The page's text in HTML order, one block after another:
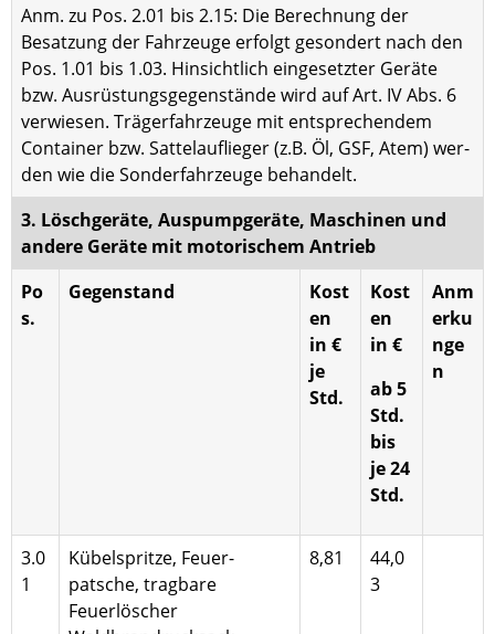
Anm. zu Pos. 2.01 bis 2.15: Die Berechnung der
Besatzung der Fahrzeuge erfolgt gesondert nach den
Pos. 1.01 bis 1.03. Hinsichtlich eingesetzter Geräte
bzw. Ausrüstungsgegenstände wird auf Art. IV Abs. 6
verwiesen. Trägerfahrzeuge mit entsprechendem
Container bzw. Sattelauflieger (z.B. Öl, GSF, Atem) wer­
den wie die Sonderfahrzeuge behandelt.
3. Löschgeräte, Auspumpgeräte, Maschinen und
andere Geräte mit motorischem Antrieb
Po
s.
Gegenstand
Kost
en
in €
je
Std.
Kost
en
in €
ab 5
Std.
bis
je 24
Std.
Anm
erku
nge
n
3.0
1
Kübelspritze, Feuer­
patsche, tragbare
Feuerlöscher
8,81
44,0
3